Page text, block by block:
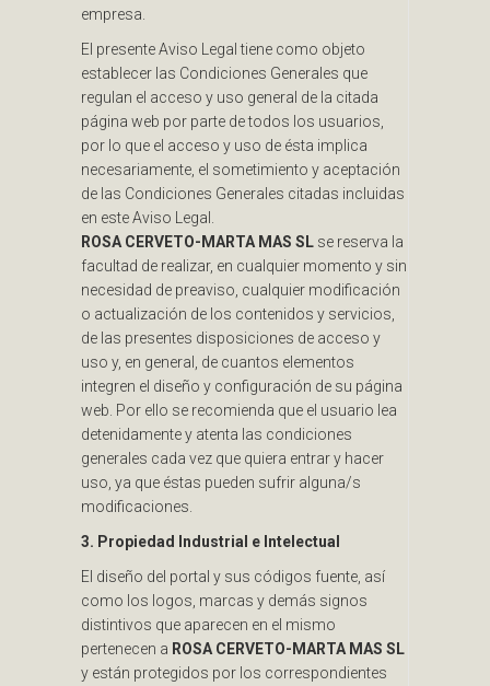
empresa.
El presente Aviso Legal tiene como objeto
establecer las Condiciones Generales que
regulan el acceso y uso general de la citada
página web por parte de todos los usuarios,
por lo que el acceso y uso de ésta implica
necesariamente, el sometimiento y aceptación
de las Condiciones Generales citadas incluidas
en este Aviso Legal.
ROSA CERVETO-MARTA MAS SL se reserva la
facultad de realizar, en cualquier momento y sin
necesidad de preaviso, cualquier modificación
o actualización de los contenidos y servicios,
de las presentes disposiciones de acceso y
uso y, en general, de cuantos elementos
integren el diseño y configuración de su página
web. Por ello se recomienda que el usuario lea
detenidamente y atenta las condiciones
generales cada vez que quiera entrar y hacer
uso, ya que éstas pueden sufrir alguna/s
modificaciones.
3. Propiedad Industrial e Intelectual
El diseño del portal y sus códigos fuente, así
como los logos, marcas y demás signos
distintivos que aparecen en el mismo
pertenecen a ROSA CERVETO-MARTA MAS SL
y están protegidos por los correspondientes